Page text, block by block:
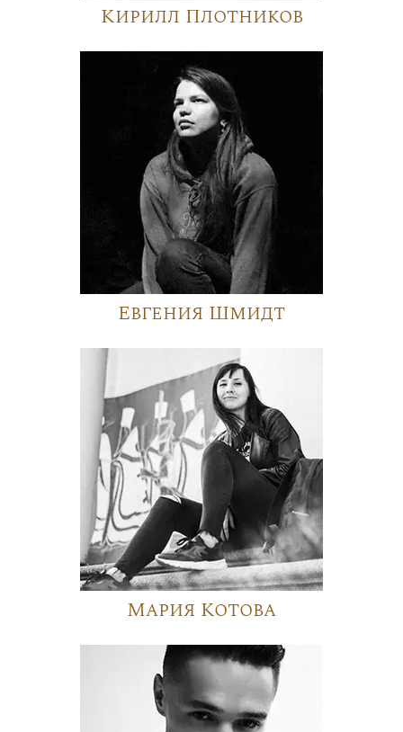
Кирилл Плотников
Евгения Шмидт
Мария Котова